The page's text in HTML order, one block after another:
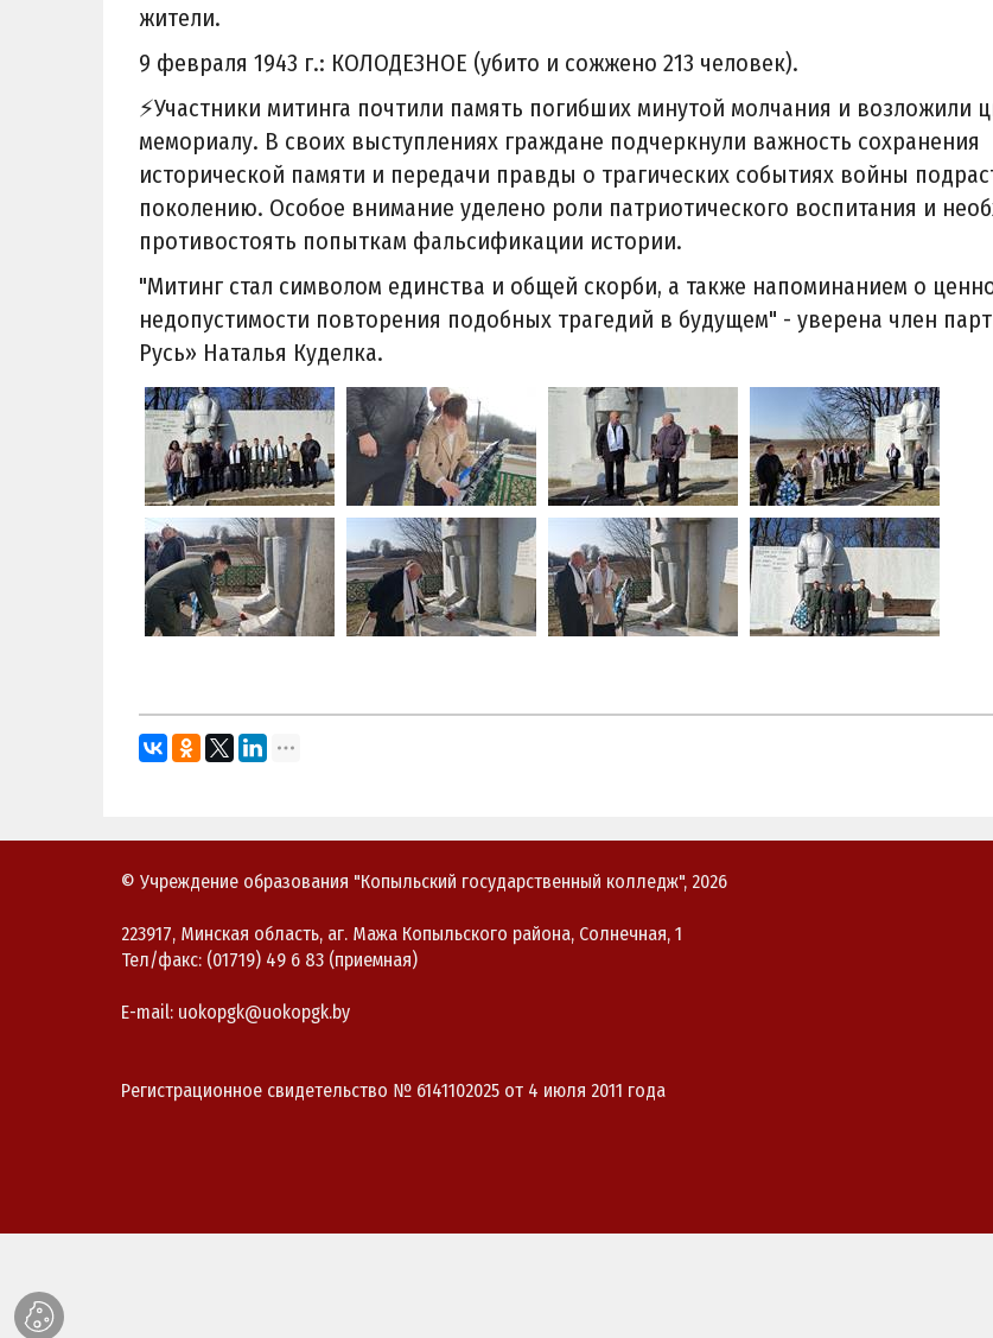
жители.
9 февраля 1943 г.: КОЛОДЕЗНОЕ (убито и сожжено 213 человек).
⚡️Участники митинга почтили память погибших минутой молчания и возложили
мемориалу. В своих выступлениях граждане подчеркнули важность сохранения
исторической памяти и передачи правды о трагических событиях войны
поколению. Особое внимание уделено роли патриотического воспитания и
противостоять попыткам фальсификации истории.
"Митинг стал символом единства и общей скорби, а также напоминанием о
недопустимости повторения подобных трагедий в будущем" - уверена член
Русь» Наталья Куделка.
© Учреждение образования "Копыльский государственный колледж", 2026
223917, Минская область, аг. Мажа Копыльского района, Солнечная, 1
Тел/факс: (01719) 49 6 83 (приемная)
E-mail: uokopgk@uokopgk.by
Регистрационное свидетельство № 6141102025 от 4 июля 2011 года